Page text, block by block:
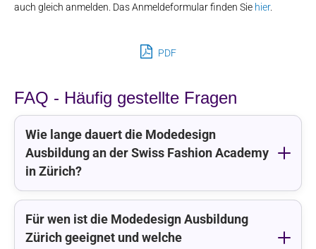
auch gleich anmelden. Das Anmeldeformular finden Sie hier.
PDF
FAQ - Häufig gestellte Fragen
Wie lange dauert die Modedesign
Ausbildung an der Swiss Fashion Academy
in Zürich?
Für wen ist die Modedesign Ausbildung
Zürich geeignet und welche